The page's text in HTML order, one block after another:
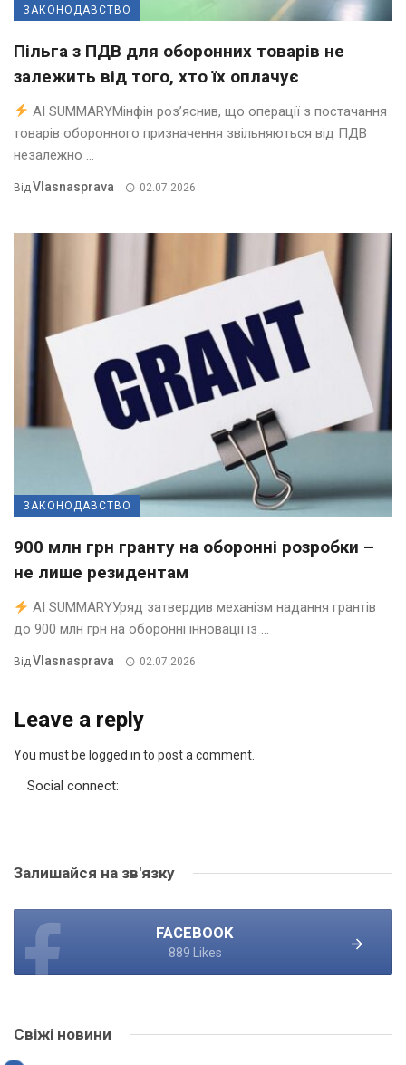
ЗАКОНОДАВСТВО
Пільга з ПДВ для оборонних товарів не
залежить від того, хто їх оплачує
AI SUMMARYМінфін роз’яснив, що операції з постачання
товарів оборонного призначення звільняються від ПДВ
незалежно ...
Від Vlasnasprava 02.07.2026
ЗАКОНОДАВСТВО
900 млн грн гранту на оборонні розробки –
не лише резидентам
AI SUMMARYУряд затвердив механізм надання грантів
до 900 млн грн на оборонні інновації із ...
ВідVlasnasprava 02.07.2026
Leave a reply
You must be logged in to post a comment.
Social connect:
Залишайся на зв'язку
FACEBOOK
889 Likes
Свіжі новини